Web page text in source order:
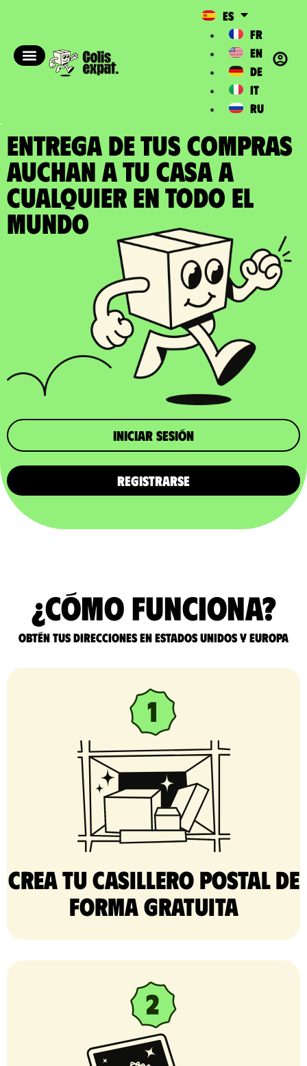
ES
FR
EN
DE
IT
RU
ENTREGA DE TUS COMPRAS
AUCHAN a tu casa a
cualquier en todo el
Mundo
iniciar sesión
REGISTRARSE
¿Cómo funciona?
Obtén tus direcciones en Estados Unidos y Europa
Crea tu casillero postal de
forma gratuita​